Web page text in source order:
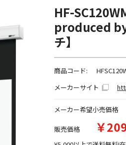
HF-
produced
チ】
商品コード:
メーカーサイト
メーカー希望小売価格
販売価格 ￥